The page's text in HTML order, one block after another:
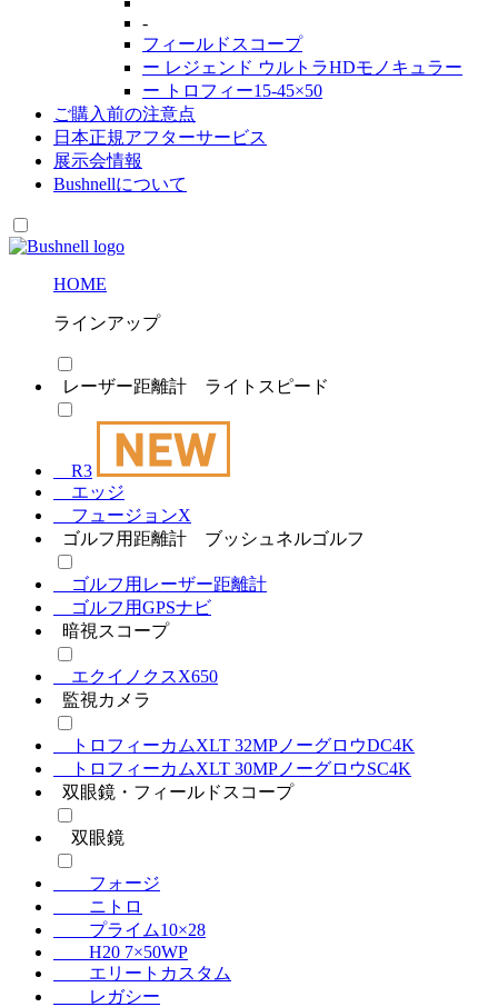
-
フィールドスコープ
ー レジェンド ウルトラHDモノキュラー
ー トロフィー15-45×50
ご購入前の注意点
日本正規アフターサービス
展示会情報
Bushnellについて
HOME
ラインアップ
レーザー距離計 ライトスピード
R3
エッジ
フュージョンX
ゴルフ用距離計 ブッシュネルゴルフ
ゴルフ用レーザー距離計
ゴルフ用GPSナビ
暗視スコープ
エクイノクスX650
監視カメラ
トロフィーカムXLT 32MPノーグロウDC4K
トロフィーカムXLT 30MPノーグロウSC4K
双眼鏡・フィールドスコープ
双眼鏡
フォージ
ニトロ
プライム10×28
H20 7×50WP
エリートカスタム
レガシー